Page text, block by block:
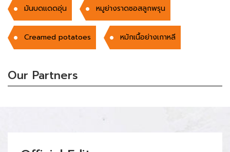
มันบดแดดอุ่น หมูย่างราดซอสลูกพรุน
Creamed potatoes หมักเนื้อย่างเกาหลี
Our Partners